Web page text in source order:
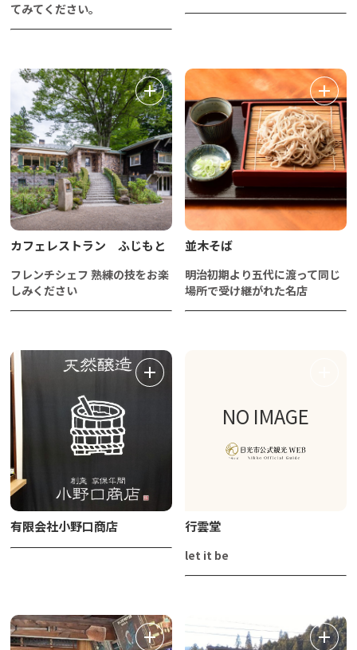
てみてください。
カフェレストラン ふじもと
フレンチシェフ 熟練の技をお楽
しみください
並木そば
明治初期より五代に渡って同じ
場所で受け継がれた名店
有限会社小野口商店
NO IMAGE
行雲堂
let it be